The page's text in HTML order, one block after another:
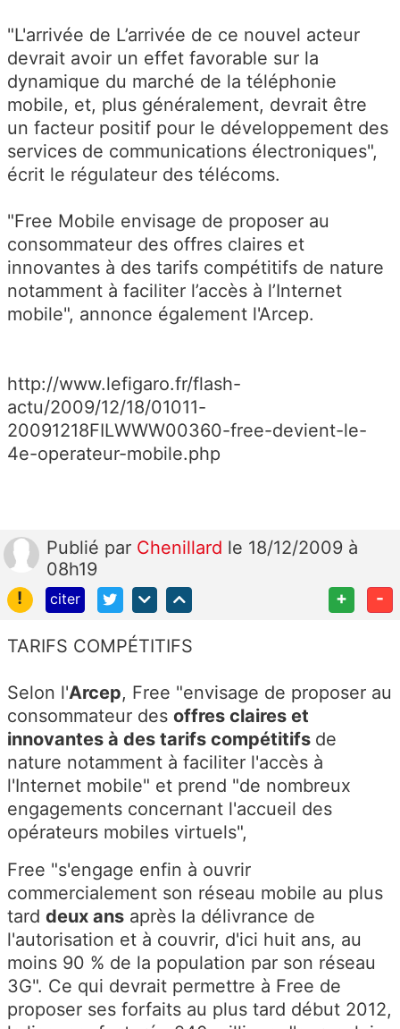
"L'arrivée de L’arrivée de ce nouvel acteur
devrait avoir un effet favorable sur la
dynamique du marché de la téléphonie
mobile, et, plus généralement, devrait être
un facteur positif pour le développement des
services de communications électroniques",
écrit le régulateur des télécoms.
"Free Mobile envisage de proposer au
consommateur des offres claires et
innovantes à des tarifs compétitifs de nature
notamment à faciliter l’accès à l’Internet
mobile", annonce également l'Arcep.
http://www.lefigaro.fr/flash-
actu/2009/12/18/01011-
20091218FILWWW00360-free-devient-le-
4e-operateur-mobile.php
Publié par Chenillard le 18/12/2009 à
08h19
!
citer + -
TARIFS COMPÉTITIFS
Selon l'Arcep, Free "envisage de proposer au
consommateur des offres claires et
innovantes à des tarifs compétitifs de
nature notamment à faciliter l'accès à
l'Internet mobile" et prend "de nombreux
engagements concernant l'accueil des
opérateurs mobiles virtuels",
Free "s'engage enfin à ouvrir
commercialement son réseau mobile au plus
tard deux ans après la délivrance de
l'autorisation et à couvrir, d'ici huit ans, au
moins 90 % de la population par son réseau
3G". Ce qui devrait permettre à Free de
proposer ses forfaits au plus tard début 2012,